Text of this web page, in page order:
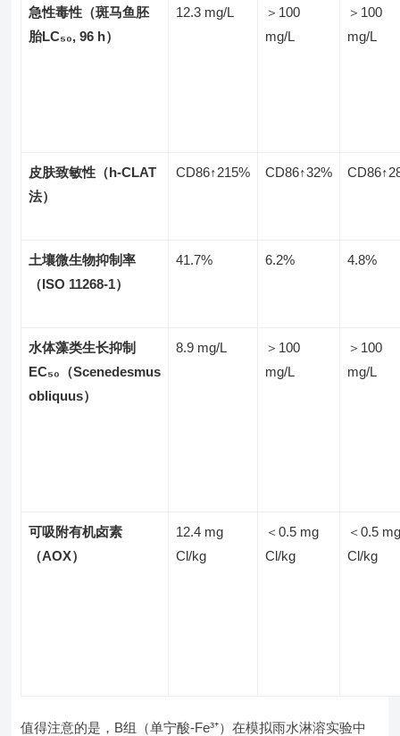
急性毒性（斑马鱼胚
胎LC₅₀, 96 h）
12.3 mg/L
＞100
mg/L
＞100
mg/L
皮肤致敏性（h-CLAT
法）
CD86↑215% CD86↑32%
土壤微生物抑制率
（ISO 11268-1）
41.7% 6.2% 4.8%
水体藻类生长抑制
EC₅₀（Scenedesmus
obliquus）
8.9 mg/L
＞100
mg/L
＞100
mg/L
可吸附有机卤素
（AOX）
12.4 mg
Cl/kg
＜0.5 mg
Cl/kg
＜0.5
Cl/kg
值得注意的是，B组（单宁酸-Fe³⁺）在模拟雨水淋溶实验中